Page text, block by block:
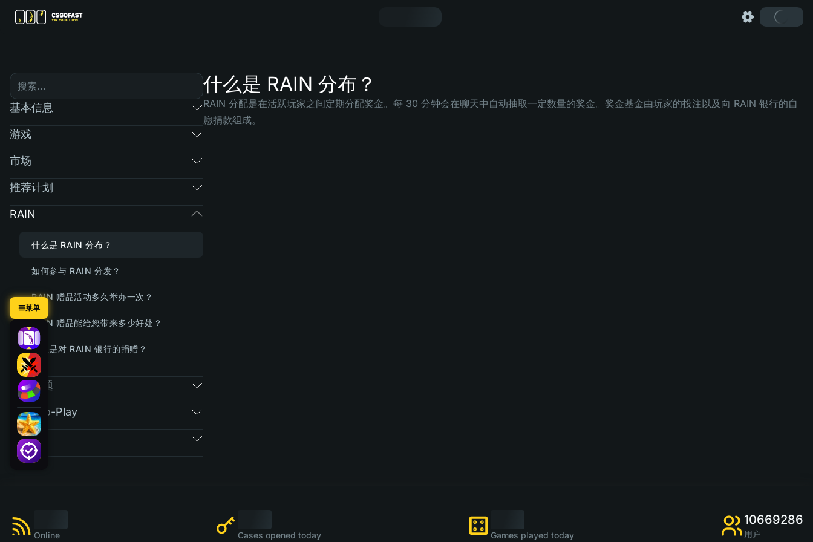
菜单
基本信息
游戏
市场
推荐计划
RAIN
什么是 RAIN 分布？
如何参与 RAIN 分发？
RAIN 赠品活动多久举办一次？
RAIN 赠品能给您带来多少好处？
什么是对 RAIN 银行的捐赠？
常规问题
Free-To-Play
票券
什么是 RAIN 分布？
RAIN 分配是在活跃玩家之间定期分配奖金。每 30 分钟会在聊天中自动抽取一定数量的奖金。奖金基金由玩家的投注以及向 RAIN 银行的自
愿捐款组成。
Online Cases opened today Games played today
10669286
用户